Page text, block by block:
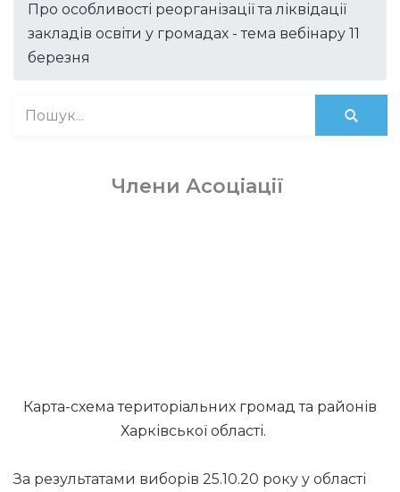
Про особливості реорганізації та ліквідації
закладів освіти у громадах - тема вебінару 11
березня
Члени Асоціації
Карта-схема територіальних громад та районів
Харківської області.
За результатами виборів 25.10.20 року у області